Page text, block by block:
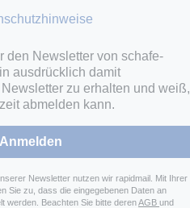
den Newsletter von schafe-
ausdrücklich damit
zu erhalten und weiß,
abmelden kann.
Anmelden
Newsletter nutzen wir rapidmail. Mit Ihrer
Sie zu, dass die eingegebenen Daten an
werden. Beachten Sie bitte derenAGB und